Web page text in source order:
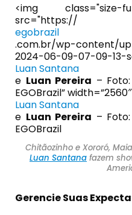
<img class="size-
src="https://
egobrazil
.com.br/wp-content/
2024-06-09-07-09-13-
Luan Santana
e Luan Pereira –
EGOBrazil”
Luan Santana
e Luan Pereira –
EGOBrazil
Chitãozinho e Xororó,
Luan Santana fazem
Gerencie Suas